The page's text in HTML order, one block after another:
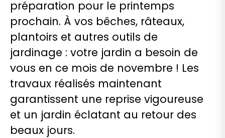
préparation pour le printemps
prochain. À vos bêches, râteaux,
plantoirs et autres outils de
jardinage : votre jardin a besoin de
vous en ce mois de novembre ! Les
travaux réalisés maintenant
garantissent une reprise vigoureuse
et un jardin éclatant au retour des
beaux jours.